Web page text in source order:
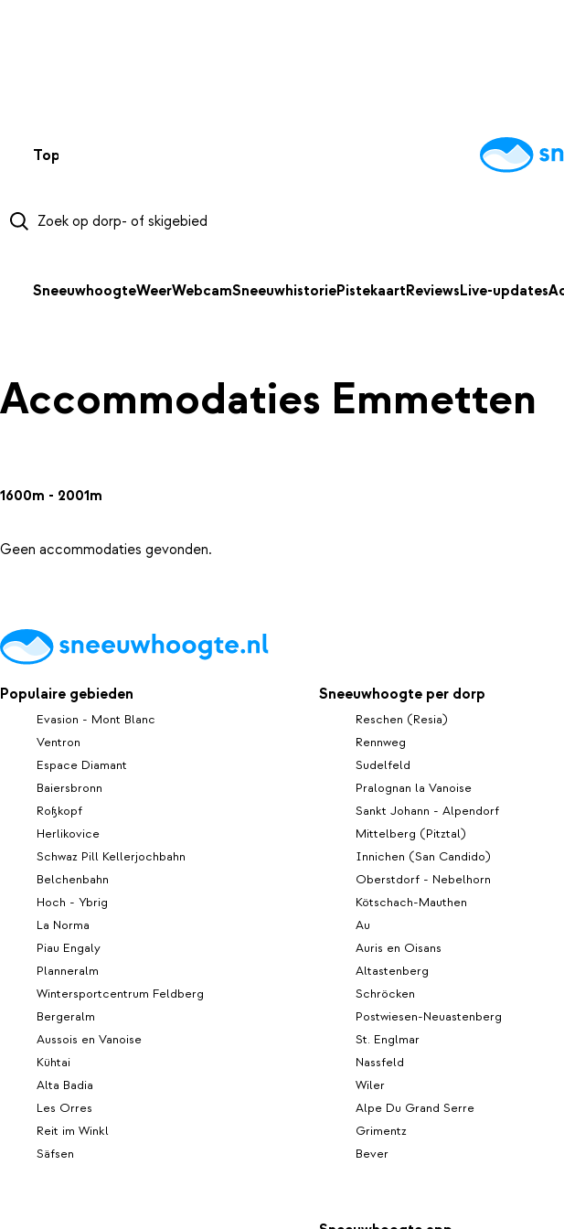
Top 50
SneeuwhoogteWeerWebcamSneeuwhistoriePistekaartReviewsLive-updates
Accommodaties Emmetten
1600m - 2001m
Geen accommodaties gevonden.
Populaire gebieden
Evasion - Mont Blanc
Ventron
Espace Diamant
Baiersbronn
Roßkopf
Herlikovice
Schwaz Pill Kellerjochbahn
Belchenbahn
Hoch - Ybrig
La Norma
Piau Engaly
Planneralm
Wintersportcentrum Feldberg
Bergeralm
Aussois en Vanoise
Kühtai
Alta Badia
Les Orres
Reit im Winkl
Säfsen
Sneeuwhoogte per dorp
Reschen (Resia)
Rennweg
Sudelfeld
Pralognan la Vanoise
Sankt Johann - Alpendorf
Mittelberg (Pitztal)
Innichen (San Candido)
Oberstdorf - Nebelhorn
Kötschach-Mauthen
Au
Auris en Oisans
Altastenberg
Schröcken
Postwiesen-Neuastenberg
St. Englmar
Nassfeld
Wiler
Alpe Du Grand Serre
Grimentz
Bever